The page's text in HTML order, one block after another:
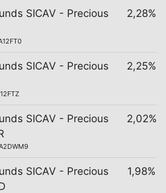
SICAV - Precious
2,28%
SICAV - Precious
2,25%
SICAV - Precious
2,02%
SICAV - Precious
1,98%